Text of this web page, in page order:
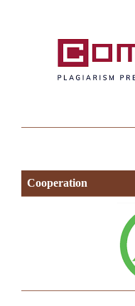
Cooperation